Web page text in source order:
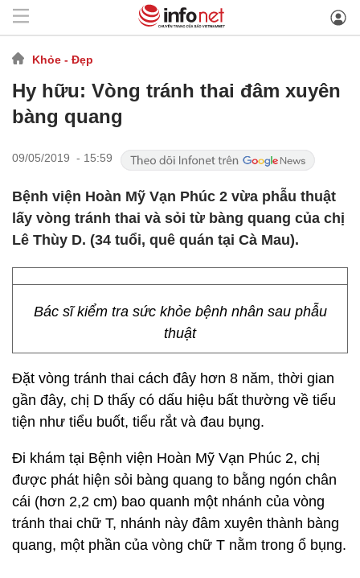
Khỏe - Đẹp
Hy hữu: Vòng tránh thai đâm xuyên
bàng quang
09/05/2019 - 15:59
Bệnh viện Hoàn Mỹ Vạn Phúc 2 vừa phẫu thuật
lấy vòng tránh thai và sỏi từ bàng quang của chị
Lê Thùy D. (34 tuổi, quê quán tại Cà Mau).
Bác sĩ kiểm tra sức khỏe bệnh nhân sau phẫu
thuật
Đặt vòng tránh thai cách đây hơn 8 năm, thời gian
gần đây, chị D thấy có dấu hiệu bất thường về tiểu
tiện như tiểu buốt, tiểu rắt và đau bụng.
Đi khám tại Bệnh viện Hoàn Mỹ Vạn Phúc 2, chị
được phát hiện sỏi bàng quang to bằng ngón chân
cái (hơn 2,2 cm) bao quanh một nhánh của vòng
tránh thai chữ T, nhánh này đâm xuyên thành bàng
quang, một phần của vòng chữ T nằm trong ổ bụng.